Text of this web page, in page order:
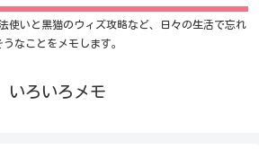
使いと黒猫のウィズ攻略など、日々の生活で忘れ
うなことをメモします。
いろいろメモ